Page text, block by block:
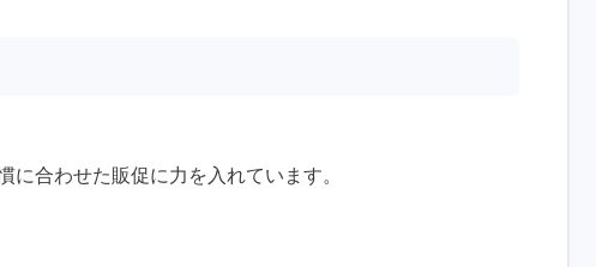
に合わせた販促に力を入れています。